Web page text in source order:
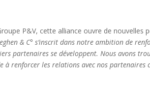
P&V, cette alliance ouvre de nouvelles
& C° s’inscrit dans notre ambition de
partenaires se développent. Nous avons
à renforcer les relations avec nos partenaires